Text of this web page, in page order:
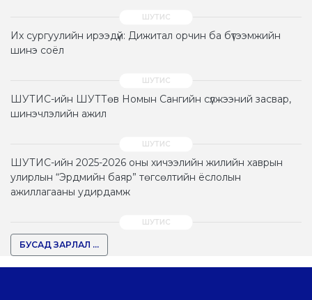
Их сургуулийн ирээдүй: Дижитал орчин ба бүтээмжийн
шинэ соёл
ШУТИС-ийн ШУТТөв Номын Сангийн сүлжээний засвар,
шинэчлэлийн ажил
ШУТИС-ийн 2025-2026 оны хичээлийн жилийн хаврын
улирлын “Эрдмийн баяр” төгсөлтийн ёслолын
ажиллагааны удирдамж
БУСАД ЗАРЛАЛ ...